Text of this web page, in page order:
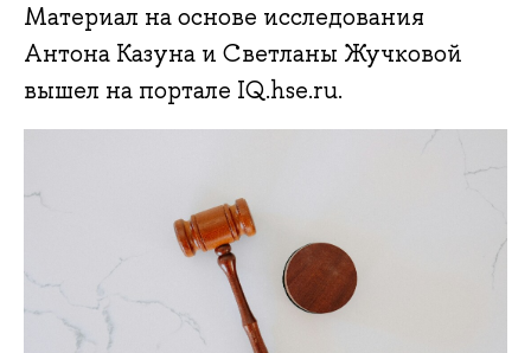
Материал на основе исследования
Антона Казуна и Светланы Жучковой
вышел на портале IQ.hse.ru.